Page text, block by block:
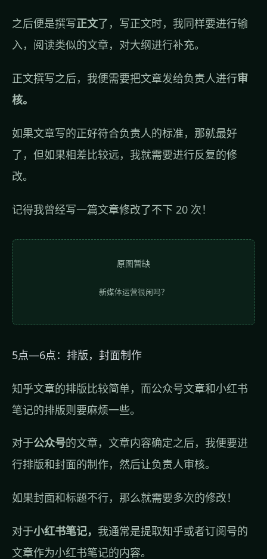
之后便是撰写正文了，写正文时，我同样要进行输
入，阅读类似的文章，对大纲进行补充。
正文撰写之后，我便需要把文章发给负责人进行审
核。
如果文章写的正好符合负责人的标准，那就最好
了，但如果相差比较远，我就需要进行反复的修
改。
记得我曾经写一篇文章修改了不下 20 次！
原图暂缺
新媒体运营很闲吗？
5点—6点：排版，封面制作
知乎文章的排版比较简单，而公众号文章和小红书
笔记的排版则要麻烦一些。
对于公众号的文章，文章内容确定之后，我便要进
行排版和封面的制作，然后让负责人审核。
如果封面和标题不行，那么就需要多次的修改！
对于小红书笔记， 我通常是提取知乎或者订阅号的
文章作为小红书笔记的内容。